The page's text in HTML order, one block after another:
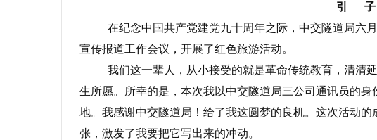
引 子
在纪念中国共产党建党九十周年之际，中交隧道局六
宣传报道工作会议，开展了红色旅游活动。
我们这一辈人，从小接受的就是革命传统教育，清清
生所愿。所幸的是，本次我以中交隧道局三公司通讯员的
地。我感谢中交隧道局！给了我这圆梦的良机。这次活动
张，激发了我要把它写出来的冲动。